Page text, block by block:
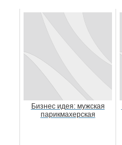
Бизнес идея: мужская
парикмахерская